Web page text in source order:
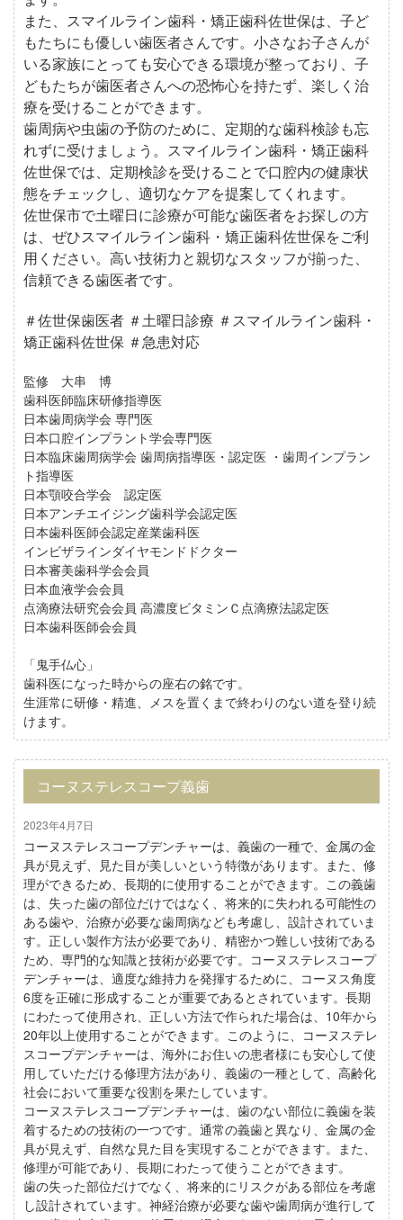
また、スマイルライン歯科・矯正歯科佐世保は、子ど
もたちにも優しい歯医者さんです。小さなお子さんが
いる家族にとっても安心できる環境が整っており、子
どもたちが歯医者さんへの恐怖心を持たず、楽しく治
療を受けることができます。
歯周病や虫歯の予防のために、定期的な歯科検診も忘
れずに受けましょう。スマイルライン歯科・矯正歯科
佐世保では、定期検診を受けることで口腔内の健康状
態をチェックし、適切なケアを提案してくれます。
佐世保市で土曜日に診療が可能な歯医者をお探しの方
は、ぜひスマイルライン歯科・矯正歯科佐世保をご利
用ください。高い技術力と親切なスタッフが揃った、
信頼できる歯医者です。
＃佐世保歯医者 ＃土曜日診療 ＃スマイルライン歯科・
矯正歯科佐世保 ＃急患対応
監修 大串 博
歯科医師臨床研修指導医
日本歯周病学会 専門医
日本口腔インプラント学会専門医
日本臨床歯周病学会 歯周病指導医・認定医 ・歯周インプラン
ト指導医
日本顎咬合学会 認定医
日本アンチエイジング歯科学会認定医
日本歯科医師会認定産業歯科医
インビザラインダイヤモンドドクター
日本審美歯科学会会員
日本血液学会会員
点滴療法研究会会員 高濃度ビタミンＣ点滴療法認定医
日本歯科医師会会員
「鬼手仏心」
歯科医になった時からの座右の銘です。
生涯常に研修・精進、メスを置くまで終わりのない道を登り続
けます。
コーヌステレスコープ義歯
2023年4月7日
コーヌステレスコープデンチャーは、義歯の一種で、金属の金
具が見えず、見た目が美しいという特徴があります。また、修
理ができるため、長期的に使用することができます。この義歯
は、失った歯の部位だけではなく、将来的に失われる可能性の
ある歯や、治療が必要な歯周病なども考慮し、設計されていま
す。正しい製作方法が必要であり、精密かつ難しい技術である
ため、専門的な知識と技術が必要です。コーヌステレスコープ
デンチャーは、適度な維持力を発揮するために、コーヌス角度
6度を正確に形成することが重要であるとされています。長期
にわたって使用され、正しい方法で作られた場合は、10年から
20年以上使用することができます。このように、コーヌステレ
スコープデンチャーは、海外にお住いの患者様にも安心して使
用していただける修理方法があり、義歯の一種として、高齢化
社会において重要な役割を果たしています。
コーヌステレスコープデンチャーは、歯のない部位に義歯を装
着するための技術の一つです。通常の義歯と異なり、金属の金
具が見えず、自然な見た目を実現することができます。また、
修理が可能であり、長期にわたって使うことができます。
歯の失った部位だけでなく、将来的にリスクがある部位を考慮
し設計されています。神経治療が必要な歯や歯周病が進行して